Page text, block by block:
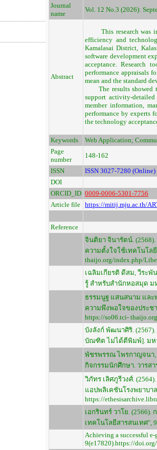
Journal
name
Vol. 12 No.3 (2026):
Abstract
This research was
efficiency and
Kamalasai District,
software development
acceptance. Research
performance appraisals
mean and the standard
The results showed
support activity-
member information,
performance by experts
the technology
Keywords
Web Application;
Page
number
148-162
ISSN
ISSN 3027-7280 (Online)
DOI
ORCID_ID 0009-0006-5301-7756
Article file https://mitij.mju.ac.th/
Reference
จินติยา จินารัตน์.
ความตั้งใจใช้เทคโนโลยี
thaijo.org/index.php/
เฉลิมเกียรติ ดีสม, วีระพั
รู้ สำหรับสำนักหอสมุด ม
ธรรมนูฐ แสนสนาม และ
ความพึงพอใจของประช
https://so06.tci-
บังลังก์ พัฒนาศิริ.
บัณฑิต ไม่ได้ตีพิมพ์]. มห
พัชรพรรณ ไพรกาญจนา,
กิจกรรมนักศึกษา. วารส
วิภัทร เลิศภูรีวงศ์.
แอปพลิเคชันโรงพยาบ
https://
เอกรินทร์ วาโย.
เทคโนโลยีสารสนเทศ",
Achieving a successful
9(e17820).https://